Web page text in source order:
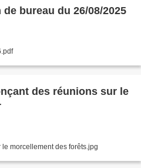
bureau du 26/08/2025
des réunions sur le
morcellement des forêts.jpg